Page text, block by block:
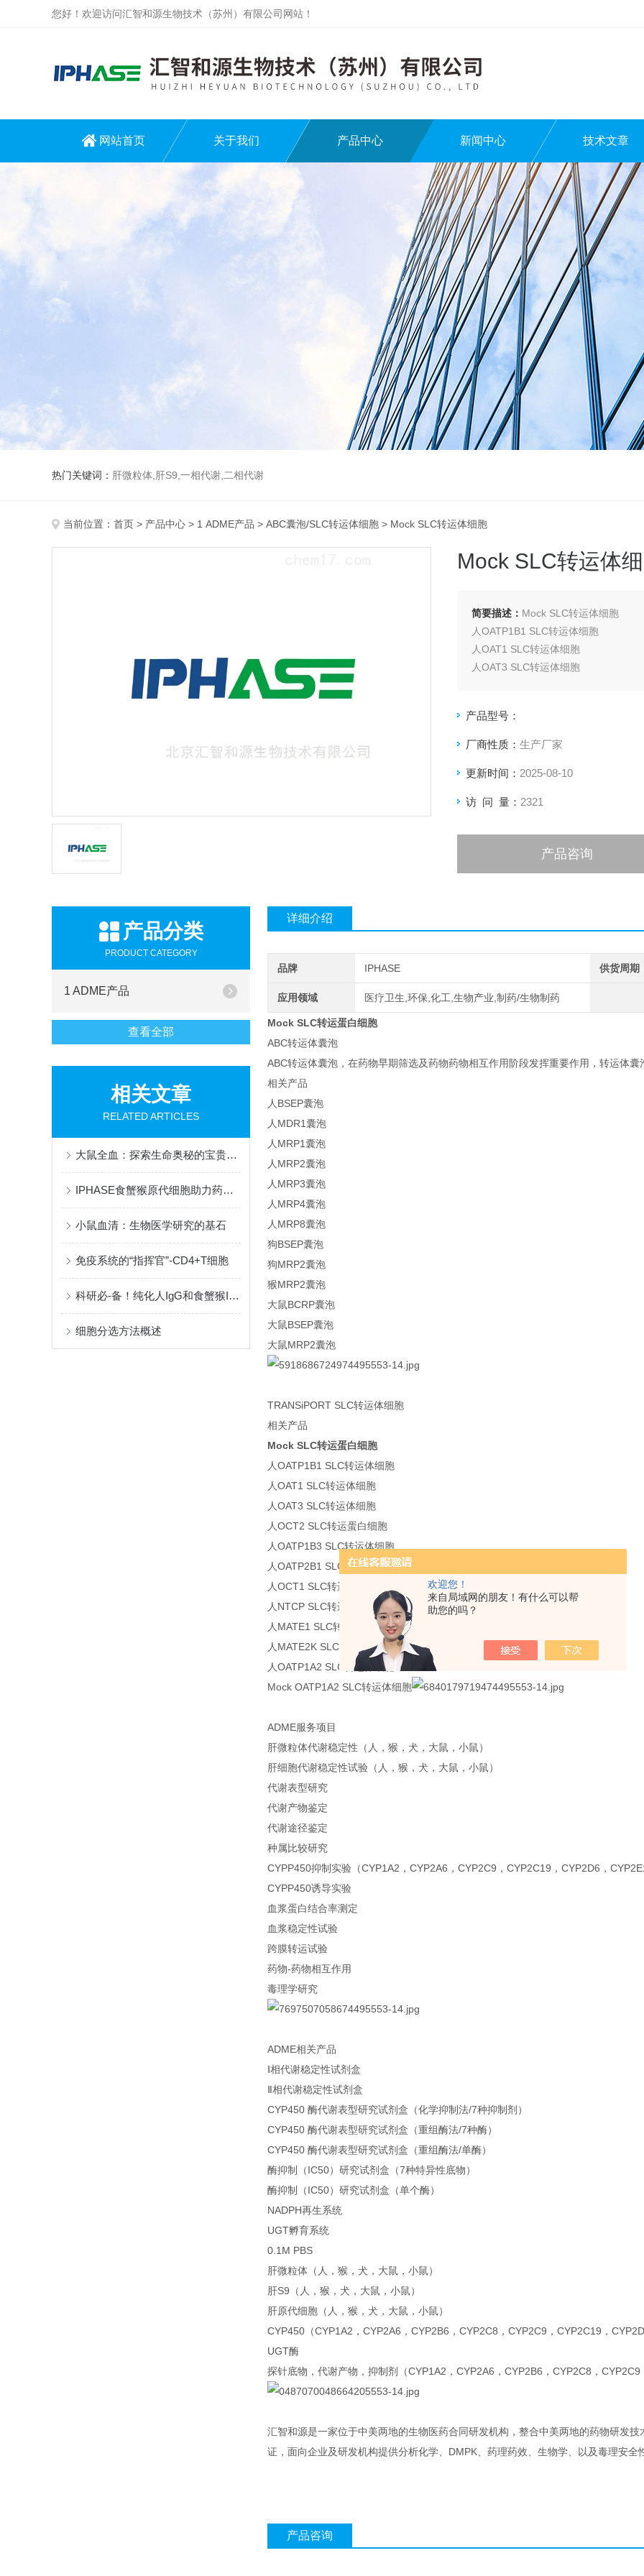
欢迎您！
来自局域网的朋友！有什么可以帮
助您的吗？
您好！欢迎访问汇智和源生物技术（苏州）有限公司网站！
网站首页 关于我们 产品中心 新闻中心 技术文章
热门关键词： 肝微粒体,肝S9,一相代谢,二相代谢
当前位置： 首页 > 产品中心 > 1 ADME产品 > ABC囊泡/SLC转运体细胞 > Mock SLC转运体细胞
Mock SLC转运体
简要描述： Mock SLC转运体细胞
人OATP1B1 SLC转运体细胞
人OAT1 SLC转运体细胞
人OAT3 SLC转运体细胞
人OATP2B1 SLC转运体细胞
人OCT1 SLC转运体细胞
人MATE1 SLC转运体细胞
产品型号：
厂商性质： 生产厂家
更新时间： 2025-08-10
访 问 量： 2321
产品咨询
产品分类
PRODUCT CATEGORY
1 ADME产品
查看全部
相关文章
RELATED ARTICLES
大鼠全血：探索生命奥秘的宝贵资源
IPHASE食蟹猴原代细胞助力药物代谢研究
小鼠血清：生物医学研究的基石
免疫系统的“指挥官”-CD4+T细胞
科研必-备！纯化人IgG和食蟹猴IgG全攻略请看这里
细胞分选方法概述
详细介绍
品牌 IPHASE 供货周期
应用领域 医疗卫生,环保,化工,生物产业,制药/生物制药
Mock SLC转运蛋白细胞
ABC转运体囊泡
ABC转运体囊泡，在药物早期筛选及药物药物相互作用阶段发挥重要作用，转运体
相关产品
人BSEP囊泡
人MDR1囊泡
人MRP1囊泡
人MRP2囊泡
人MRP3囊泡
人MRP4囊泡
人MRP8囊泡
狗BSEP囊泡
狗MRP2囊泡
猴MRP2囊泡
大鼠BCRP囊泡
大鼠BSEP囊泡
大鼠MRP2囊泡
TRANSiPORT SLC转运体细胞
相关产品
Mock SLC转运蛋白细胞
人OATP1B1 SLC转运体细胞
人OAT1 SLC转运体细胞
人OAT3 SLC转运体细胞
人OCT2 SLC转运蛋白细胞
人OATP1B3 SLC转运体细胞
人OATP2B1 SLC转运体细胞
人OCT1 SLC转运体细胞
人NTCP SLC转运体细胞
人MATE1 SLC转运体细胞
人MATE2K SLC转运体细胞
人OATP1A2 SLC转运体细胞
Mock OATP1A2 SLC转运体细胞
ADME服务项目
肝微粒体代谢稳定性（人，猴，犬，大鼠，小鼠）
肝细胞代谢稳定性试验（人，猴，犬，大鼠，小鼠）
代谢表型研究
代谢产物鉴定
代谢途径鉴定
种属比较研究
CYPP450抑制实验（CYP1A2，CYP2A6，CYP2C9，CYP2C19，CYP2D6，
CYPP450诱导实验
血浆蛋白结合率测定
血浆稳定性试验
跨膜转运试验
药物-药物相互作用
毒理学研究
ADME相关产品
Ⅰ相代谢稳定性试剂盒
Ⅱ相代谢稳定性试剂盒
CYP450 酶代谢表型研究试剂盒（化学抑制法/7种抑制剂）
CYP450 酶代谢表型研究试剂盒（重组酶法/7种酶）
CYP450 酶代谢表型研究试剂盒（重组酶法/单酶）
酶抑制（IC50）研究试剂盒（7种特异性底物）
酶抑制（IC50）研究试剂盒（单个酶）
NADPH再生系统
UGT孵育系统
0.1M PBS
肝微粒体（人，猴，犬，大鼠，小鼠）
肝S9（人，猴，犬，大鼠，小鼠）
肝原代细胞（人，猴，犬，大鼠，小鼠）
CYP450（CYP1A2，CYP2A6，CYP2B6，CYP2C8，CYP2C9，CYP2C19，
UGT酶
探针底物，代谢产物，抑制剂（CYP1A2，CYP2A6，CYP2B6，CYP2C8，
汇智和源是一家位于中美两地的生物医药合同研发机构，整合中美两地的药物研发
证，面向企业及研发机构提供分析化学、DMPK、药理药效、生物学、以及毒理安全
产品咨询